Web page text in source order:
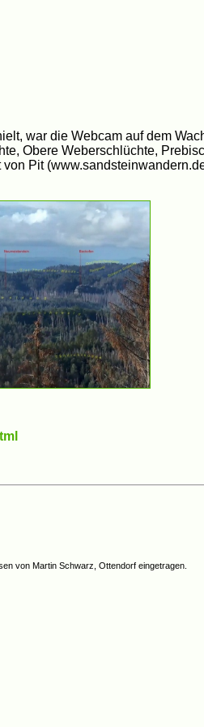
war die Webcam auf dem
Obere Weberschlüchte,
Pit
von Martin Schwarz, Ottendorf eingetragen.